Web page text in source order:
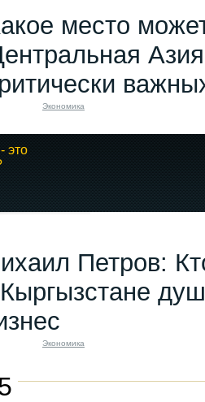
место
Экономика
это
Петров:
Экономика